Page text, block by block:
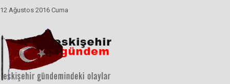
12 Ağustos 2016 Cuma